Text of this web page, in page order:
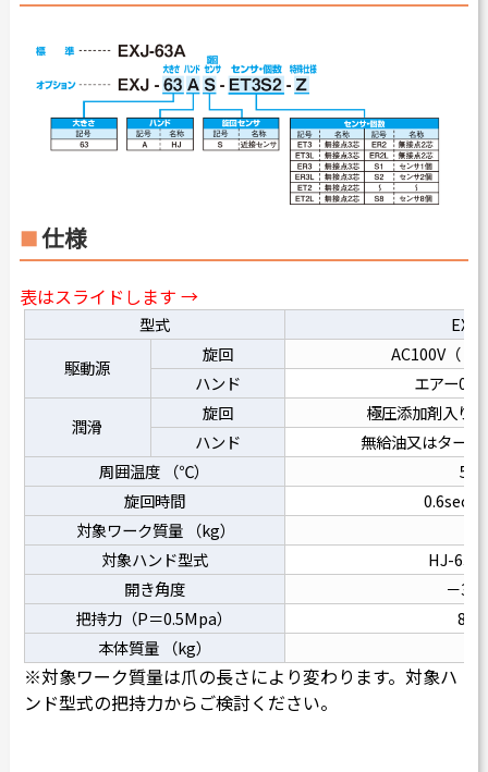
仕様
表はスライドします →
型式
駆動源
旋回
AC100V（ サ
ハンド
エアー0.3
潤滑
旋回
極圧添加剤入り
ハンド
無給油又はター
周囲温度 （℃）
5～
旋回時間
0.6sec
対象ワーク質量 （kg）
対象ハンド型式
HJ-
開き角度
－3°
把持力（P＝0.5Mpa）
本体質量 （kg）
※対象ワーク質量は爪の長さにより変わります。対象ハ
ンド型式の把持力からご検討ください。